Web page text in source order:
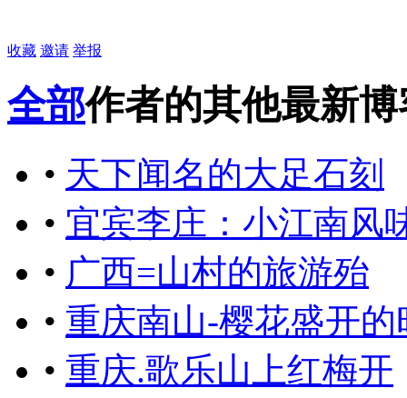
收藏 邀请 举报
全部作者的其他最新博
• 天下闻名的大足石刻
• 宜宾李庄：小江南风
• 广西=山村的旅游殆
• 重庆南山-樱花盛开的
• 重庆.歌乐山上红梅开